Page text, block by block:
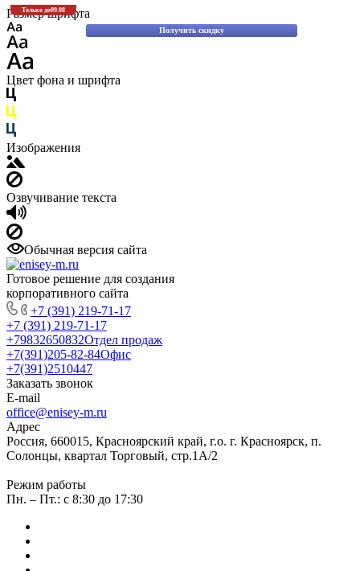
Только до09.08
Получить скидку
Размер шрифта
Цвет фона и шрифта
Изображения
Озвучивание текста
Обычная версия сайта
Готовое решение для создания
корпоративного сайта
+7 (391) 219-71-17
+7 (391) 219-71-17
+79832650832Отдел продаж
+7(391)205-82-84Офис
+7(391)2510447
Заказать звонок
E-mail
office@enisey-m.ru
Адрес
Россия, 660015, Красноярский край, г.о. г. Красноярск, п.
Солонцы, квартал Торговый, стр.1А/2
Режим работы
Пн. – Пт.: c 8:30 до 17:30